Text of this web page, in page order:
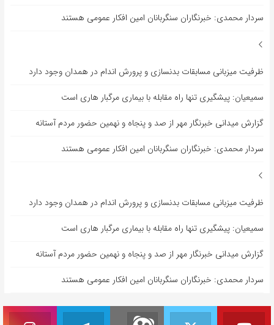
سردار محمدی: خبرنگاران سنگربانان امین افکار عمومی هستند
ظرفیت میزبانی مسابقات بدنسازی و پرورش اندام در همدان وجود دارد
سمیعیان: پیشگیری تنها راه مقابله با بیماری مرگبار هاری است
گزارش میدانی خبرنگار مهر از صد و پنجاه و نهمین حضور مردم آستانه
سردار محمدی: خبرنگاران سنگربانان امین افکار عمومی هستند
ظرفیت میزبانی مسابقات بدنسازی و پرورش اندام در همدان وجود دارد
سمیعیان: پیشگیری تنها راه مقابله با بیماری مرگبار هاری است
گزارش میدانی خبرنگار مهر از صد و پنجاه و نهمین حضور مردم آستانه
سردار محمدی: خبرنگاران سنگربانان امین افکار عمومی هستند